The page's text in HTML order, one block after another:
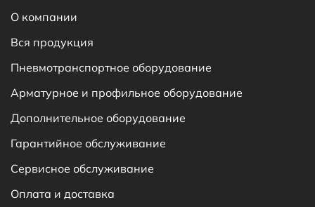
О компании
Вся продукция
Пневмотранспортное оборудование
Арматурное и профильное оборудование
Дополнительное оборудование
Гарантийное обслуживание
Сервисное обслуживание
Оплата и доставка